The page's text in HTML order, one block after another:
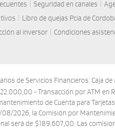
Seguridad en canales
Libro de quejas Pcia de
al inversor
Condiciones
de Servicios Financieros: Caja
- Transacción por ATM en
de Cuenta para
2026, la Comisión por
será de $189.607,00. Las